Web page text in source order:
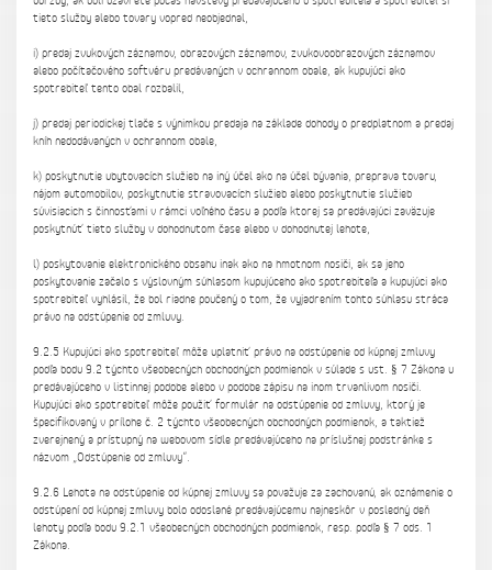
tieto služby alebo tovary vopred neobjednal,
i) predaj zvukových záznamov, obrazových záznamov, zvukovoobrazových záznamov
alebo počítačového softvéru predávaných v ochrannom obale, ak kupujúci ako
spotrebiteľ tento obal rozbalil,
j) predaj periodickej tlače s výnimkou predaja na základe dohody o predplatnom a predaj
kníh nedodávaných v ochrannom obale,
k) poskytnutie ubytovacích služieb na iný účel ako na účel bývania, preprava tovaru,
nájom automobilov, poskytnutie stravovacích služieb alebo poskytnutie služieb
súvisiacich s činnosťami v rámci voľného času a podľa ktorej sa predávajúci zaväzuje
poskytnúť tieto služby v dohodnutom čase alebo v dohodnutej lehote,
l) poskytovanie elektronického obsahu inak ako na hmotnom nosiči, ak sa jeho
poskytovanie začalo s výslovným súhlasom kupujúceho ako spotrebiteľa a kupujúci ako
spotrebiteľ vyhlásil, že bol riadne poučený o tom, že vyjadrením tohto súhlasu stráca
právo na odstúpenie od zmluvy.
9.2.5 Kupujúci ako spotrebiteľ môže uplatniť právo na odstúpenie od kúpnej zmluvy
podľa bodu 9.2 týchto všeobecných obchodných podmienok v súlade s ust. § 7 Zákona u
predávajúceho v listinnej podobe alebo v podobe zápisu na inom trvanlivom nosiči.
Kupujúci ako spotrebiteľ môže použiť formulár na odstúpenie od zmluvy, ktorý je
špecifikovaný v prílohe č. 2 týchto všeobecných obchodných podmienok, a taktiež
zverejnený a prístupný na webovom sídle predávajúceho na príslušnej podstránke s
názvom „Odstúpenie od zmluvy“.
9.2.6 Lehota na odstúpenie od kúpnej zmluvy sa považuje za zachovanú, ak oznámenie o
odstúpení od kúpnej zmluvy bolo odoslané predávajúcemu najneskôr v posledný deň
lehoty podľa bodu 9.2.1 všeobecných obchodných podmienok, resp. podľa § 7 ods. 1
Zákona.